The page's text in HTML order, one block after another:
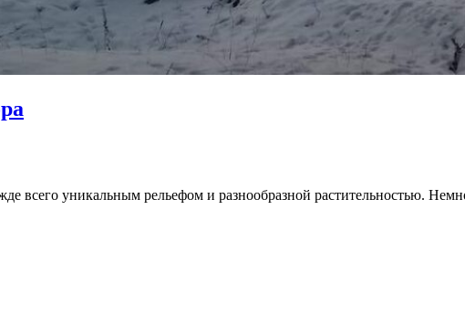
всего уникальным рельефом и разнообразной растительностью.